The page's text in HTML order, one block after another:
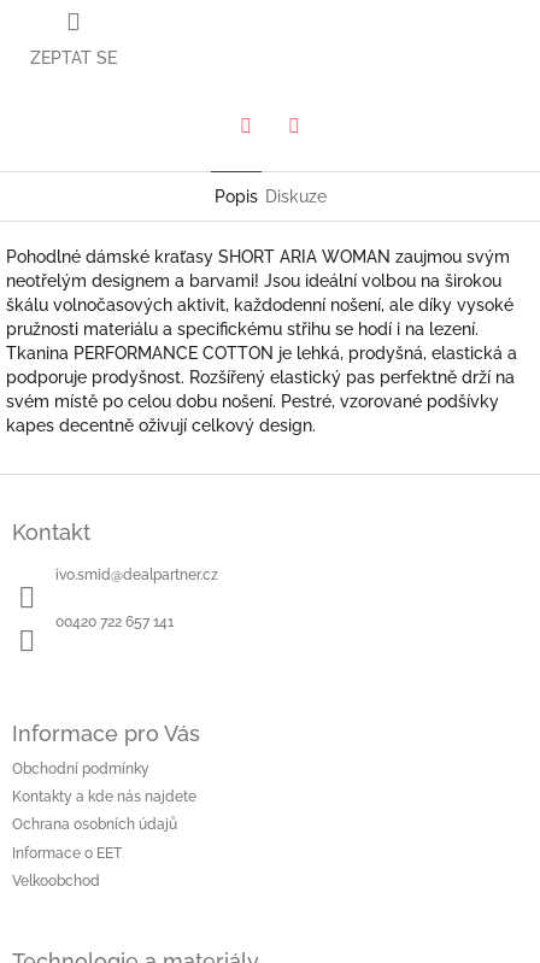
ZEPTAT SE
Popis Diskuze
Pohodlné dámské kraťasy SHORT ARIA WOMAN zaujmou svým
neotřelým designem a barvami! Jsou ideální volbou na širokou
škálu volnočasových aktivit, každodenní nošení, ale díky vysoké
pružnosti materiálu a specifickému střihu se hodí i na lezení.
Tkanina PERFORMANCE COTTON je lehká, prodyšná, elastická a
podporuje prodyšnost. Rozšířený elastický pas perfektně drží na
svém místě po celou dobu nošení. Pestré, vzorované podšívky
kapes decentně oživují celkový design.
Kontakt
ivo.smid@dealpartner.cz
00420 722 657 141
Informace pro Vás
Obchodní podmínky
Kontakty a kde nás najdete
Ochrana osobních údajů
Informace o EET
Velkoobchod